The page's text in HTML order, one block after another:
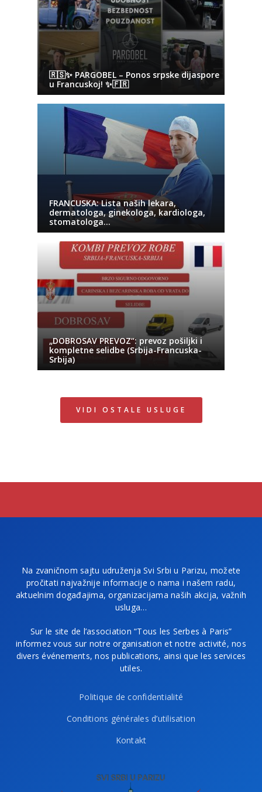
🇷🇸✨ PARGOBEL – Ponos srpske dijaspore
u Francuskoj! ✨🇫🇷
FRANCUSKA: Lista naših lekara,
dermatologa, ginekologa, kardiologa,
stomatologa…
„DOBROSAV PREVOZ“: prevoz pošiljki i
kompletne selidbe (Srbija-Francuska-
Srbija)
VIDI OSTALE USLUGE
Na zvaničnom sajtu udruženja Svi Srbi u Parizu, možete
pročitati najvažnije informacije o nama i našem radu,
aktuelnim događajima, organizacijama naših akcija, važnih
usluga…
Sur le site de l’association “Tous les Serbes à Paris”
informez vous sur notre organisation et notre activité, nos
divers événements, nos publications, ainsi que les services
utiles.
Politique de confidentialité
Conditions générales d’utilisation
Kontakt